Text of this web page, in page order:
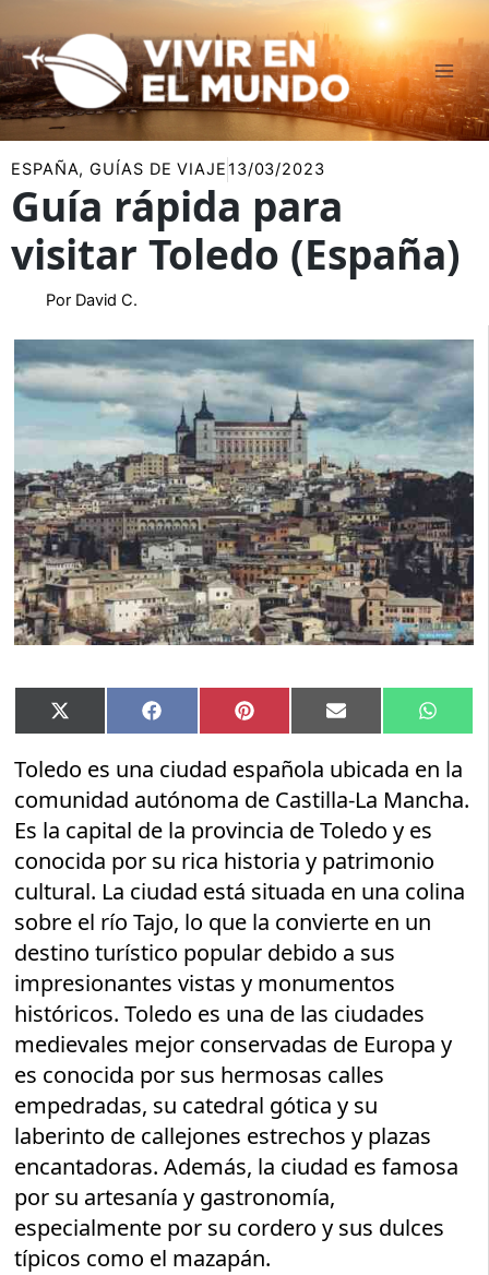
al
contenido
ESPAÑA,GUÍAS DE VIAJE13/03/2023
Guía rápida para
visitar Toledo (España)
Por David C.
Compartir
en
X
(Twitter)
Compartir
en
Facebook Compartir
en
Pinterest Compartir
en
Email
en
Toledo es una ciudad española ubicada en la
comunidad autónoma de Castilla-La Mancha.
Es la capital de la provincia de Toledo y es
conocida por su rica historia y patrimonio
cultural. La ciudad está situada en una colina
sobre el río Tajo, lo que la convierte en un
destino turístico popular debido a sus
impresionantes vistas y monumentos
históricos. Toledo es una de las ciudades
medievales mejor conservadas de Europa y
es conocida por sus hermosas calles
empedradas, su catedral gótica y su
laberinto de callejones estrechos y plazas
encantadoras. Además, la ciudad es famosa
por su artesanía y gastronomía,
especialmente por su cordero y sus dulces
típicos como el mazapán.